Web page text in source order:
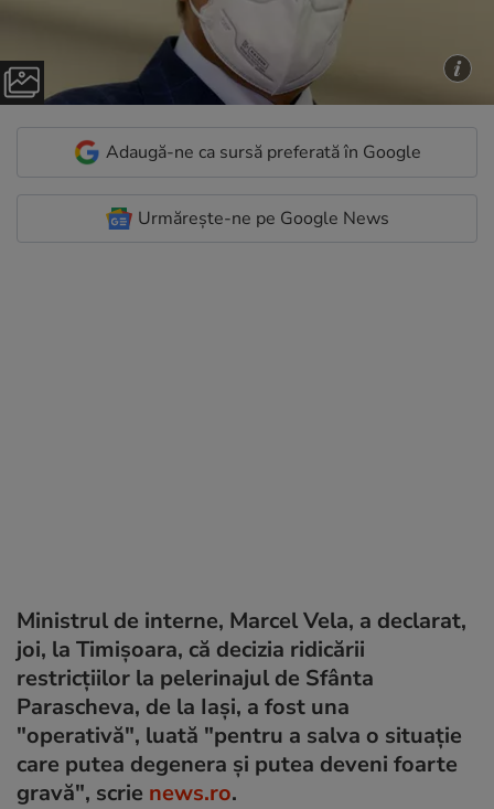
Adaugă-ne ca sursă preferată în Google
Urmărește-ne pe Google News
Ministrul de interne, Marcel Vela, a declarat,
joi, la Timișoara, că decizia ridicării
restricțiilor la pelerinajul de Sfânta
Parascheva, de la Iași, a fost una
"operativă", luată "pentru a salva o situație
care putea degenera și putea deveni foarte
gravă", scrie news.ro.